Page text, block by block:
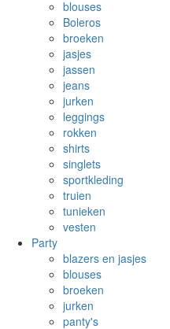
blouses
Boleros
broeken
jasjes
jassen
jeans
jurken
leggings
rokken
shirts
singlets
sportkleding
truien
tunieken
vesten
Party
blazers en jasjes
blouses
broeken
jurken
panty's